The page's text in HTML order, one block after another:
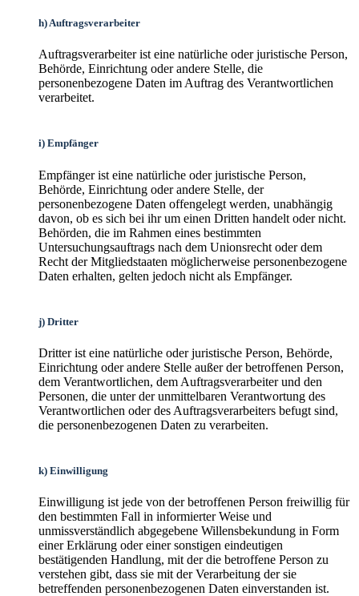
h) Auftragsverarbeiter
Auftragsverarbeiter ist eine natürliche oder juristische Person,
Behörde, Einrichtung oder andere Stelle, die
personenbezogene Daten im Auftrag des Verantwortlichen
verarbeitet.
i) Empfänger
Empfänger ist eine natürliche oder juristische Person,
Behörde, Einrichtung oder andere Stelle, der
personenbezogene Daten offengelegt werden, unabhängig
davon, ob es sich bei ihr um einen Dritten handelt oder nicht.
Behörden, die im Rahmen eines bestimmten
Untersuchungsauftrags nach dem Unionsrecht oder dem
Recht der Mitgliedstaaten möglicherweise personenbezogene
Daten erhalten, gelten jedoch nicht als Empfänger.
j) Dritter
Dritter ist eine natürliche oder juristische Person, Behörde,
Einrichtung oder andere Stelle außer der betroffenen Person,
dem Verantwortlichen, dem Auftragsverarbeiter und den
Personen, die unter der unmittelbaren Verantwortung des
Verantwortlichen oder des Auftragsverarbeiters befugt sind,
die personenbezogenen Daten zu verarbeiten.
k) Einwilligung
Einwilligung ist jede von der betroffenen Person freiwillig für
den bestimmten Fall in informierter Weise und
unmissverständlich abgegebene Willensbekundung in Form
einer Erklärung oder einer sonstigen eindeutigen
bestätigenden Handlung, mit der die betroffene Person zu
verstehen gibt, dass sie mit der Verarbeitung der sie
betreffenden personenbezogenen Daten einverstanden ist.